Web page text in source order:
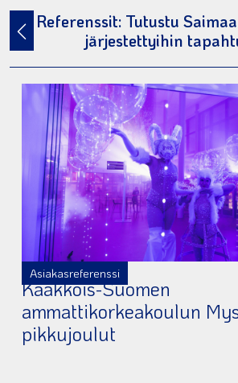
Referenssit: Tutustu
järjestettyihin
Asiakasreferenssi
Kaakkois-Suomen
ammattikorkeakoulun
pikkujoulut